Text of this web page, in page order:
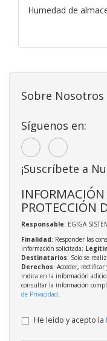
Humedad de
Sobre Nosotros
Síguenos en:
¡Suscríbete a
PROTECCIÓN
Responsable: EGIGA
Finalidad: Responder las
información solicitada;
Destinatarios: Solo se
Derechos: Acceder,
indica en la información
consultar la información
de Privacidad
He leído y acepto la